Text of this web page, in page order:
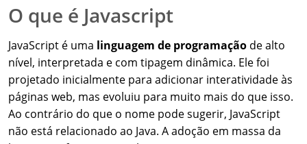
O que é Javascript
JavaScript é uma linguagem de programação de alto
nível, interpretada e com tipagem dinâmica. Ele foi
projetado inicialmente para adicionar interatividade às
páginas web, mas evoluiu para muito mais do que isso.
Ao contrário do que o nome pode sugerir, JavaScript
não está relacionado ao Java. A adoção em massa da